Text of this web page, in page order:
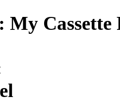
My Cassette